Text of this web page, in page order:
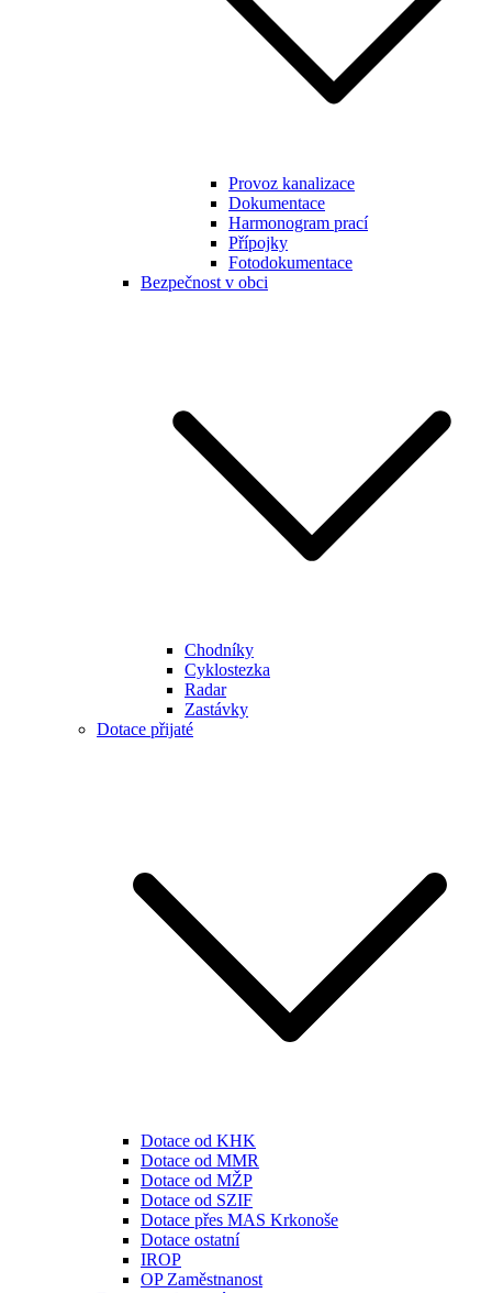
Provoz kanalizace
Dokumentace
Harmonogram prací
Přípojky
Fotodokumentace
Bezpečnost v obci
Chodníky
Cyklostezka
Radar
Zastávky
Dotace přijaté
Dotace od KHK
Dotace od MMR
Dotace od MŽP
Dotace od SZIF
Dotace přes MAS Krkonoše
Dotace ostatní
IROP
OP Zaměstnanost